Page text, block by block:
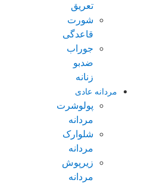
تعریق
شورت
قاعدگی
جوراب
ضدبو
زنانه
مردانه عادی
پولوشرت
مردانه
شلوارک
مردانه
زیرپوش
مردانه